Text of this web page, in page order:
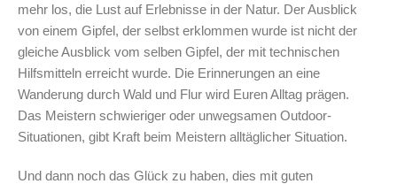
mehr los, die Lust auf Erlebnisse in der Natur. Der Ausblick
von einem Gipfel, der selbst erklommen wurde ist nicht der
gleiche Ausblick vom selben Gipfel, der mit technischen
Hilfsmitteln erreicht wurde. Die Erinnerungen an eine
Wanderung durch Wald und Flur wird Euren Alltag prägen.
Das Meistern schwieriger oder unwegsamen Outdoor-
Situationen, gibt Kraft beim Meistern alltäglicher Situation.
Und dann noch das Glück zu haben, dies mit guten